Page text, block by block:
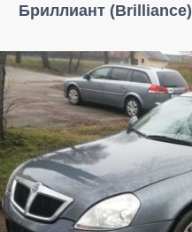
Бриллиант (Brilliance)